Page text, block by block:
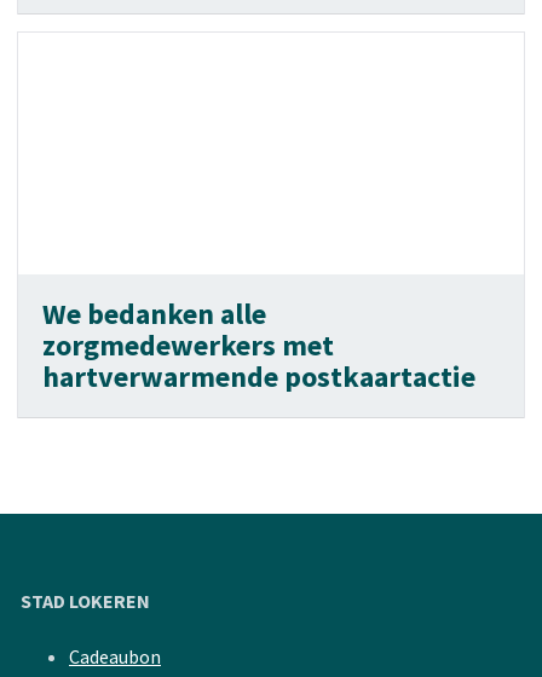
We bedanken alle
zorgmedewerkers met
hartverwarmende postkaartactie
STAD LOKEREN
Cadeaubon